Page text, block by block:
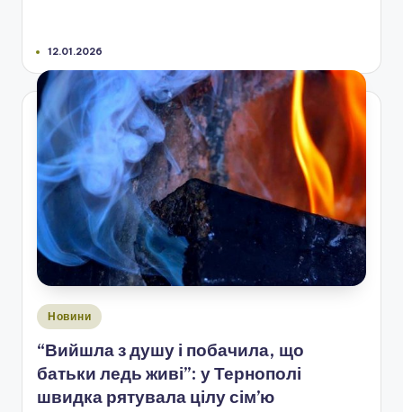
12.01.2026
Опубліковано
Новини
“Вийшла з душу і побачила, що
батьки ледь живі”: у Тернополі
швидка рятувала цілу сім’ю